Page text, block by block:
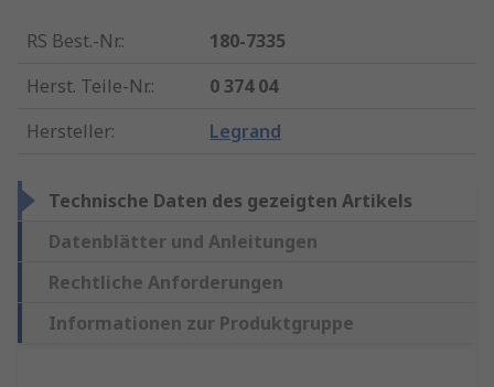
RS Best.-Nr.:
180-7335
Herst. Teile-Nr.:
0 374 04
Hersteller: Legrand
Technische Daten des gezeigten Artikels
Datenblätter und Anleitungen
Rechtliche Anforderungen
Informationen zur Produktgruppe